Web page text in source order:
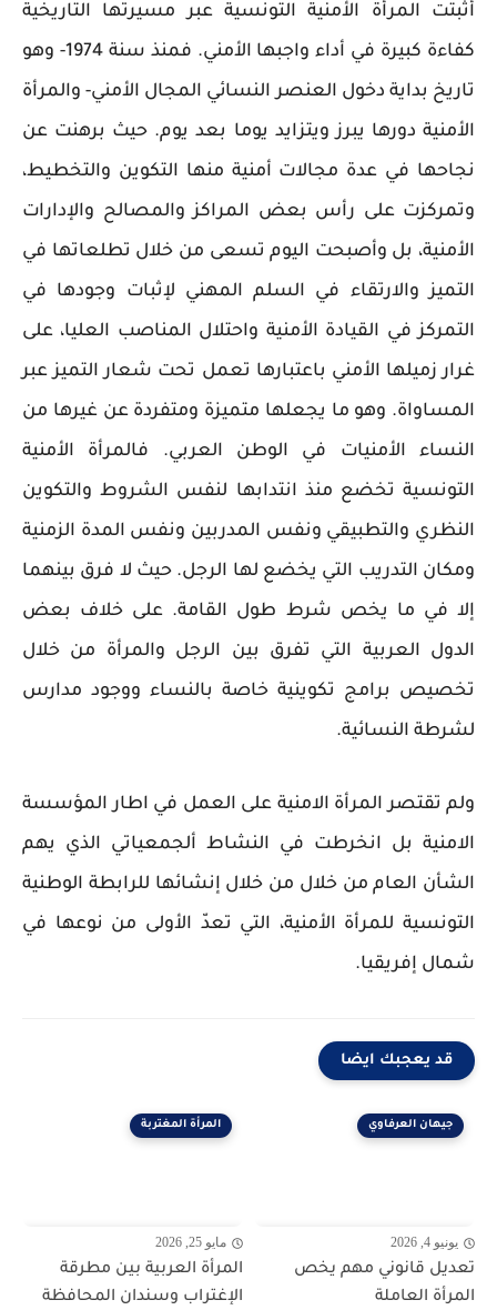
أثبتت المرأة الأمنية التونسية عبر مسيرتها التاريخية
كفاءة كبيرة في أداء واجبها الأمني. فمنذ سنة 1974- وهو
تاريخ بداية دخول العنصر النسائي المجال الأمني- والمرأة
الأمنية دورها يبرز ويتزايد يوما بعد يوم. حيث برهنت عن
نجاحها في عدة مجالات أمنية منها التكوين والتخطيط،
وتمركزت على رأس بعض المراكز والمصالح والإدارات
الأمنية، بل وأصبحت اليوم تسعى من خلال تطلعاتها في
التميز والارتقاء في السلم المهني لإثبات وجودها في
التمركز في القيادة الأمنية واحتلال المناصب العليا، على
غرار زميلها الأمني باعتبارها تعمل تحت شعار التميز عبر
المساواة. وهو ما يجعلها متميزة ومتفردة عن غيرها من
النساء الأمنيات في الوطن العربي. فالمرأة الأمنية
التونسية تخضع منذ انتدابها لنفس الشروط والتكوين
النظري والتطبيقي ونفس المدربين ونفس المدة الزمنية
ومكان التدريب التي يخضع لها الرجل. حيث لا فرق بينهما
إلا في ما يخص شرط طول القامة. على خلاف بعض
الدول العربية التي تفرق بين الرجل والمرأة من خلال
تخصيص برامج تكوينية خاصة بالنساء ووجود مدارس
لشرطة النسائية.
ولم تقتصر المرأة الامنية على العمل في اطار المؤسسة
الامنية بل انخرطت في النشاط ألجمعياتي الذي يهم
الشأن العام من خلال من خلال إنشائها للرابطة الوطنية
التونسية للمرأة الأمنية، التي تعدّ الأولى من نوعها في
شمال إفريقيا.
قد يعجبك ايضا
جيهان العرفاوي
يونيو 4, 2026
تعديل قانوني مهم يخص
المرأة العاملة
المرأة المغتربة
مايو 25, 2026
المرأة العربية بين مطرقة
الإغتراب وسندان المحافظة